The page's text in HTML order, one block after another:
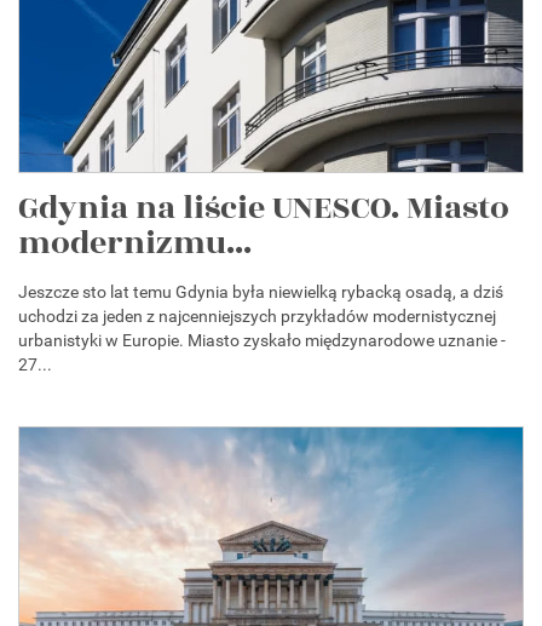
Gdynia na liście UNESCO. Miasto
modernizmu...
Jeszcze sto lat temu Gdynia była niewielką rybacką osadą, a dziś
uchodzi za jeden z najcenniejszych przykładów modernistycznej
urbanistyki w Europie. Miasto zyskało międzynarodowe uznanie -
27...